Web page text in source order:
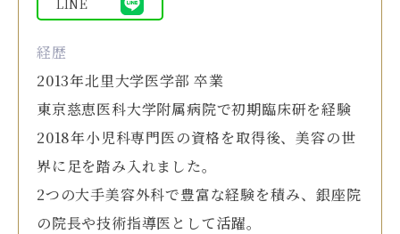
経歴
2013年北里大学医学部 卒業
東京慈恵医科大学附属病院で初期臨床研を経験
2018年小児科専門医の資格を取得後、美容の世
界に足を踏み入れました。
2つの大手美容外科で豊富な経験を積み、銀座院
の院長や技術指導医として活躍。